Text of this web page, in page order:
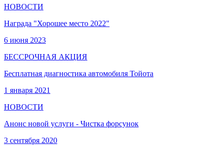
НОВОСТИ
Награда "Хорошее место 2022"
6 июня 2023
БЕССРОЧНАЯ АКЦИЯ
Бесплатная диагностика автомобиля Тойота
1 января 2021
НОВОСТИ
Анонс новой услуги - Чистка форсунок
3 сентября 2020